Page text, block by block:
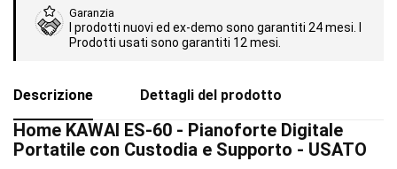
Garanzia
I prodotti nuovi ed ex-demo sono garantiti 24 mesi. I
Prodotti usati sono garantiti 12 mesi.
Descrizione Dettagli del prodotto
Home KAWAI ES-60 - Pianoforte Digitale
Portatile con Custodia e Supporto - USATO